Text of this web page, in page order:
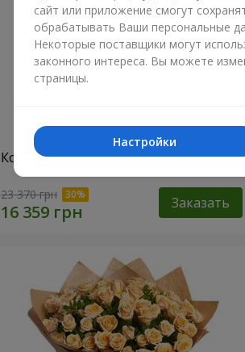
Корзина "51 алая роза"
23 370 грн Заказать
сайт или приложение смогут
обрабатывать Ваши персональные
Некоторые поставщики могут
законного интереса. Вы можете
страницы.
Настройки